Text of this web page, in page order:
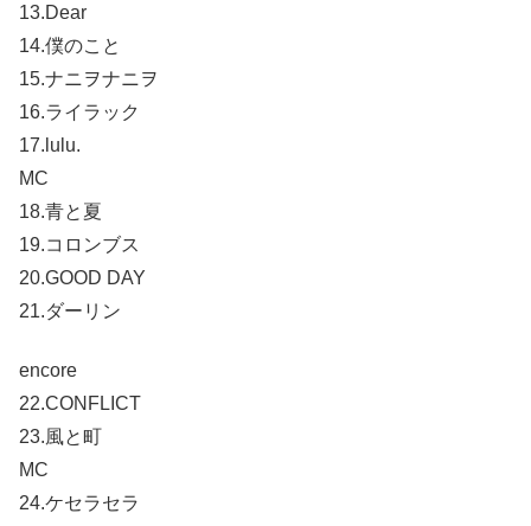
13.Dear
14.僕のこと
15.ナニヲナニヲ
16.ライラック
17.lulu.
MC
18.青と夏
19.コロンブス
20.GOOD DAY
21.ダーリン
encore
22.CONFLICT
23.風と町
MC
24.ケセラセラ